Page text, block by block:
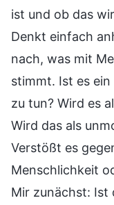
ist und ob das
Denkt einfach
nach, was mit
stimmt. Ist es
zu tun? Wird es
Wird das als
Verstößt es
Menschlichkeit
Mir zunächst: Ist